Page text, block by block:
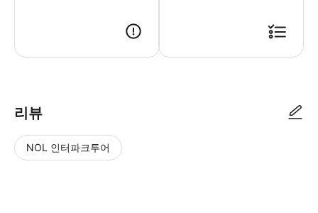
리뷰
NOL 인터파크투어